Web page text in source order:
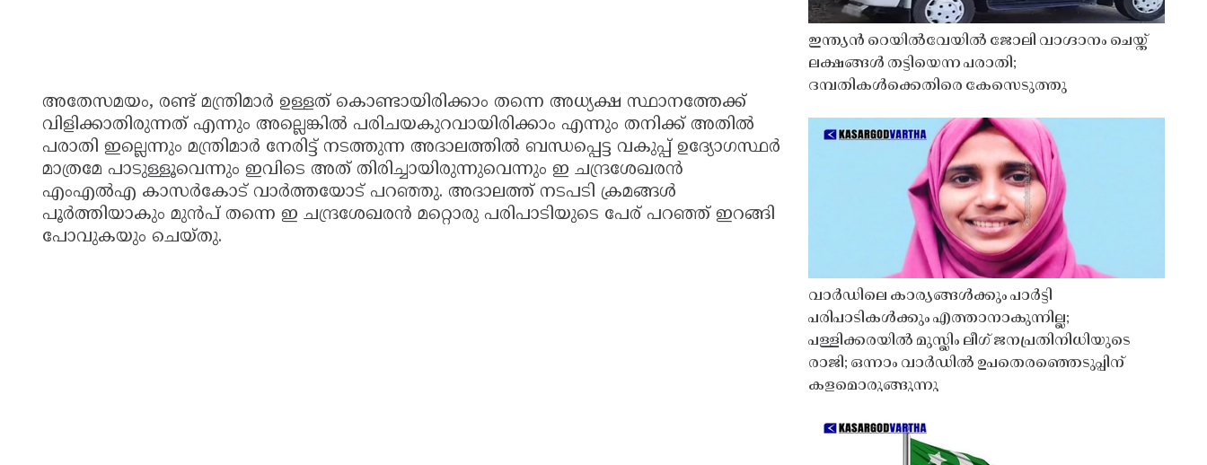
അതേസമയം, രണ്ട് മന്ത്രിമാർ ഉള്ളത് കൊണ്ടായിരിക്കാം തന്നെ അധ്യക്ഷ സ്ഥാനത്തേക്ക്
വിളിക്കാതിരുന്നത് എന്നും അല്ലെങ്കിൽ പരിചയകുറവായിരിക്കാം എന്നും തനിക്ക് അതിൽ
പരാതി ഇല്ലെന്നും മന്ത്രിമാർ നേരിട്ട് നടത്തുന്ന അദാലത്തിൽ ബന്ധപ്പെട്ട വകുപ്പ് ഉദ്യോഗസ്ഥർ
മാത്രമേ പാടുള്ളൂവെന്നും ഇവിടെ അത് തിരിച്ചായിരുന്നുവെന്നും ഇ ചന്ദ്രശേഖരൻ
എംഎൽഎ കാസർകോട് വാർത്തയോട് പറഞ്ഞു. അദാലത്ത് നടപടി ക്രമങ്ങൾ
പൂർത്തിയാകും മുൻപ് തന്നെ ഇ ചന്ദ്രശേഖരൻ മറ്റൊരു പരിപാടിയുടെ പേര് പറഞ്ഞ് ഇറങ്ങി
പോവുകയും ചെയ്തു.
ഇന്ത്യൻ റെയിൽവേയിൽ ജോലി വാഗ്ദാനം ചെയ്ത്
ലക്ഷങ്ങൾ തട്ടിയെന്ന പരാതി;
ദമ്പതികൾക്കെതിരെ കേസെടുത്തു
വാർഡിലെ കാര്യങ്ങൾക്കും പാർട്ടി
പരിപാടികൾക്കും എത്താനാകുന്നില്ല;
പള്ളിക്കരയിൽ മുസ്ലിം ലീഗ് ജനപ്രതിനിധിയുടെ
രാജി; ഒന്നാം വാർഡിൽ ഉപതെരഞ്ഞെടുപ്പിന്
കളമൊരുങ്ങുന്നു